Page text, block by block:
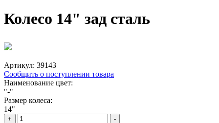
Колесо 14" зад сталь
Артикул: 39143
Сообщить о поступлении товара
Наименование цвет:
"-"
Размер колеса:
14"
+ -